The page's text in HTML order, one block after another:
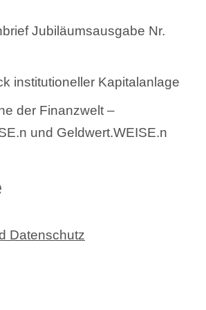
Jubiläumsausgabe Nr.
institutioneller Kapitalanlage
der Finanzwelt –
und Geldwert.WEISE.n
Datenschutz